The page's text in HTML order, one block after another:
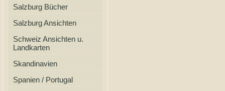
Salzburg Bücher
Salzburg Ansichten
Schweiz Ansichten u.
Landkarten
Skandinavien
Spanien / Portugal